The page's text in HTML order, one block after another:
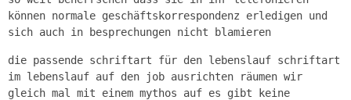
können normale geschäftskorrespondenz erledigen und
sich auch in besprechungen nicht blamieren
die passende schriftart für den lebenslauf schriftart
im lebenslauf auf den job ausrichten räumen wir
gleich mal mit einem mythos auf es gibt keine